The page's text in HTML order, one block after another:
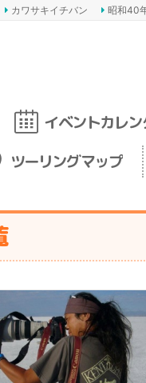
カワサキイチバン
昭和40
イベントカレ
ツーリングマップ